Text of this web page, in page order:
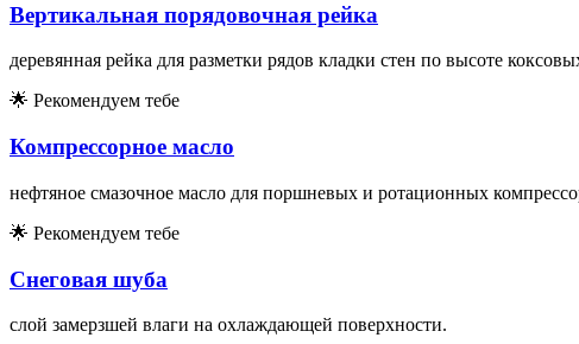
Вертикальная порядовочная рейка
деревянная рейка для разметки рядов кладки стен по высоте
🌟 Рекомендуем тебе
Компрессорное масло
нефтяное смазочное масло для поршневых и ротационных
🌟 Рекомендуем тебе
Снеговая шуба
слой замерзшей влаги на охлаждающей поверхности.